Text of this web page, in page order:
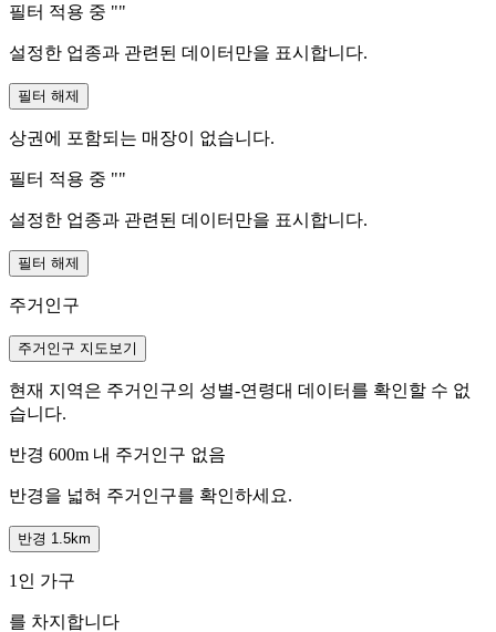
필터 적용 중 ""
설정한 업종과 관련된 데이터만을 표시합니다.
필터 해제
상권에 포함되는 매장이 없습니다.
필터 적용 중 ""
설정한 업종과 관련된 데이터만을 표시합니다.
필터 해제
주거인구
주거인구 지도보기
현재 지역은 주거인구의 성별-연령대 데이터를 확인할 수 없
습니다.
반경 600m 내 주거인구 없음
반경을 넓혀 주거인구를 확인하세요.
반경 1.5km
1인 가구
를 차지합니다